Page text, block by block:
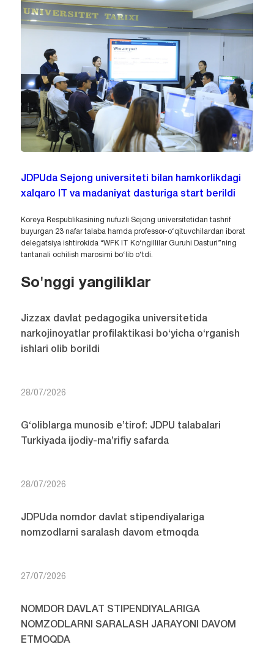
JDPUda Sejong universiteti bilan hamkorlikdagi
xalqaro IT va madaniyat dasturiga start berildi
Koreya Respublikasining nufuzli Sejong universitetidan tashrif
buyurgan 23 nafar talaba hamda professor-o‘qituvchilardan iborat
delegatsiya ishtirokida “WFK IT Ko‘ngillilar Guruhi Dasturi”ning
tantanali ochilish marosimi bo‘lib o‘tdi.
So'nggi yangiliklar
Jizzax davlat pedagogika universitetida
narkojinoyatlar profilaktikasi bo‘yicha o‘rganish
ishlari olib borildi
28/07/2026
G‘oliblarga munosib e’tirof: JDPU talabalari
Turkiyada ijodiy-ma’rifiy safarda
28/07/2026
JDPUda nomdor davlat stipendiyalariga
nomzodlarni saralash davom etmoqda
27/07/2026
NOMDOR DAVLAT STIPENDIYALARIGA
NOMZODLARNI SARALASH JARAYONI DAVOM
ETMOQDA